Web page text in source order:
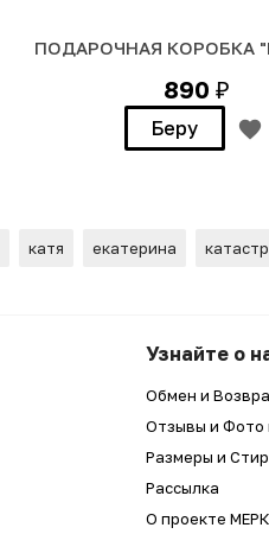
ПОДАРОЧНАЯ КОРОБКА
890 ₽
Беру
катя екатерина
Узнайте о
Обмен и
Отзывы и Фото
Размеры и
Рассылка
О проекте